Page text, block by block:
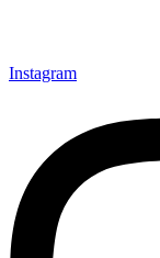
Instagram